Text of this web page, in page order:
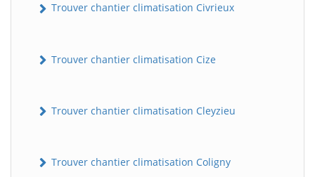
Trouver chantier climatisation Civrieux
Trouver chantier climatisation Cize
Trouver chantier climatisation Cleyzieu
Trouver chantier climatisation Coligny